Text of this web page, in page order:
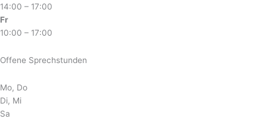
14:00 – 17:00
Fr
10:00 – 17:00
Offene Sprechstunden
Mo, Do
Di, Mi
Sa